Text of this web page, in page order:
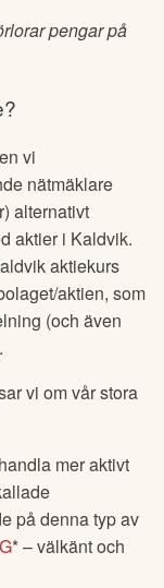
pengar på
vi
nätmäklare
alternativt
aktier i Kaldvik.
aktiekurs
aktien, som
(och även
vi om vår stora
mer aktivt
på denna typ av
* – välkänt och